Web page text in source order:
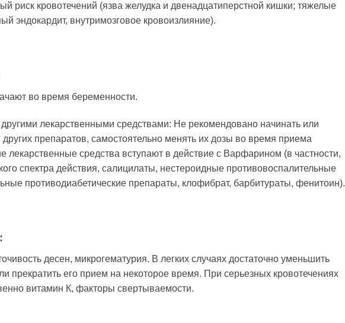
риск кровотечений (язва желудка и двенадцатиперстной кишки; тяжелые
эндокардит, внутримозговое кровоизлияние).
во время беременности.
лекарственными средствами: Не рекомендовано начинать или
препаратов, самостоятельно менять их дозы во время приема
лекарственные средства вступают в действие с Варфарином (в частности,
спектра действия, салицилаты, нестероидные противовоспалительные
противодиабетические препараты, клофибрат, барбитураты, фенитоин).
десен, микрогематурия. В легких случаях достаточно уменьшить
прекратить его прием на некоторое время. При серьезных кровотечениях
витамин К, факторы свертываемости.